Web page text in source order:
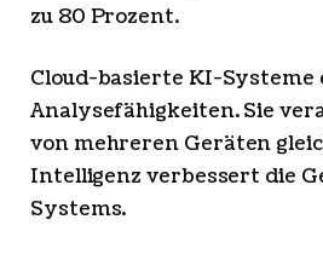
zu 80 Prozent.
Cloud-basierte KI-
Analysefähigkeiten. Sie
von mehreren Geräten
Intelligenz verbessert die
Systems.